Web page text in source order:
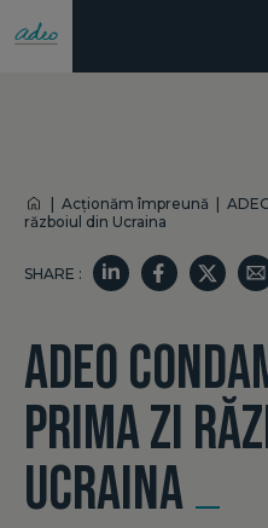
Acționăm împreună
războiul din Ucraina
SHARE :
ADEO
PRIMA ZI
UCRAINA